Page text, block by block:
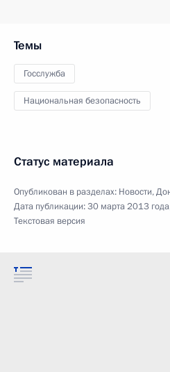
Темы
Госслужба
Национальная безопасность
Статус материала
Опубликован в разделах: Новости,
Дата публикации:30 марта 2013
Текстовая версия